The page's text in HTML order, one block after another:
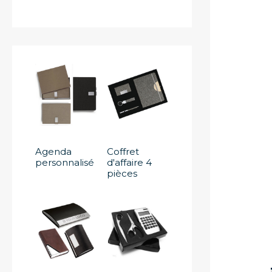
Agenda
personnalisé
Coffret
d'affaire 4
pièces